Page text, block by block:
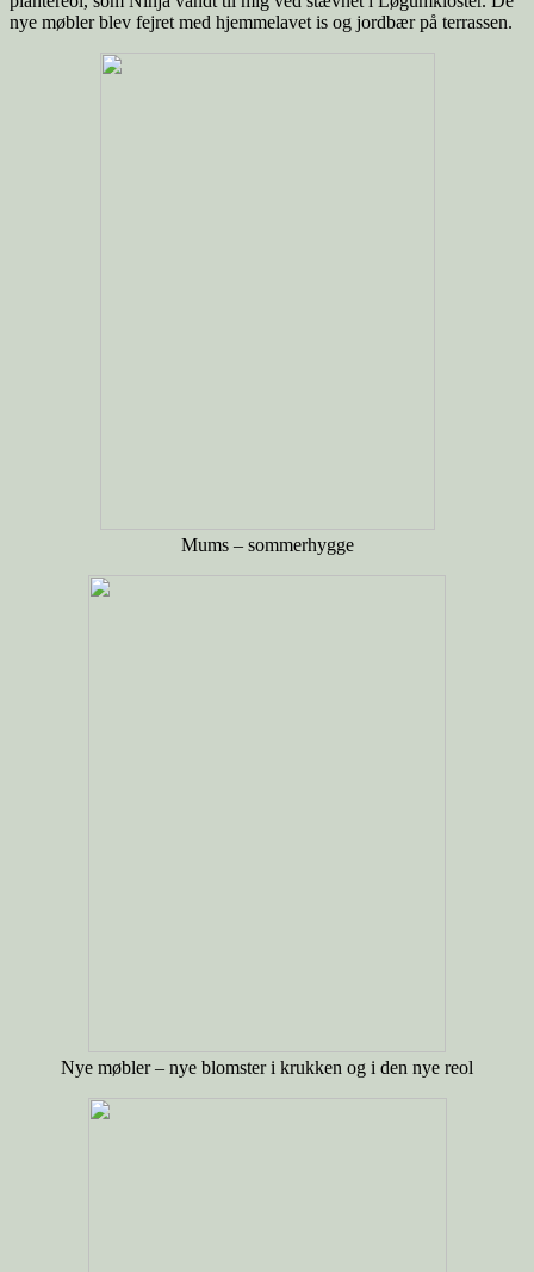
nye møbler blev fejret med hjemmelavet is og jordbær på terrassen.
Mums – sommerhygge
Nye møbler – nye blomster i krukken og i den nye reol